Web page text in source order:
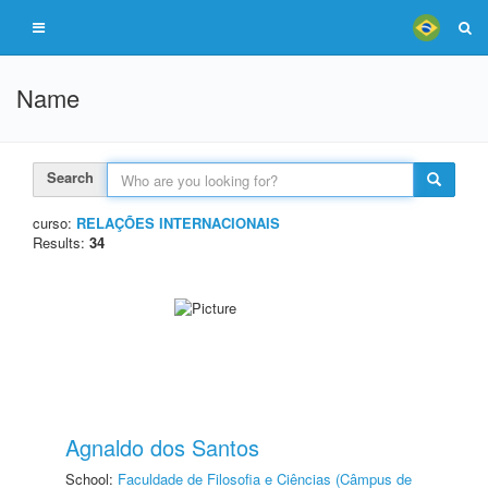
Name
Search
curso: RELAÇÕES INTERNACIONAIS
Results: 34
Agnaldo dos Santos
School: Faculdade de Filosofia e Ciências (Câmpus de